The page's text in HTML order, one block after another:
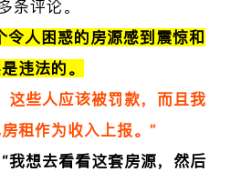
条评论。
人困惑的房源感到震惊和
违法的。
这些人应该被罚款，而且我
租作为收入上报。”
“我想去看看这套房源，然后